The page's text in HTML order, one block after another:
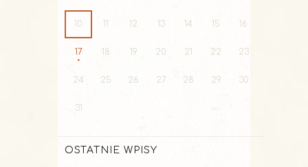
10 11 12 13 14 15 16
17 18 19 20 21 22 23
24 25 26 27 28 29 30
31
OSTATNIE WPISY